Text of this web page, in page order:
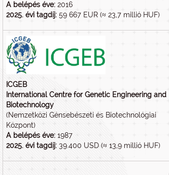
A belépés éve: 2016
2025. évi tagdíj: 59 667 EUR (≈ 23,7 millió HUF)
ICGEB
International Centre for Genetic Engineering and
Biotechnology
(Nemzetközi Génsebészeti és Biotechnológiai
Központ)
A belépés éve: 1987
2025. évi tagdíj: 39.400 USD (≈ 13,9 millió HUF)